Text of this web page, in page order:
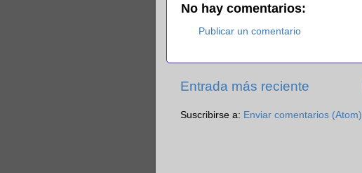
No hay comentarios:
Publicar un comentario
Entrada más reciente
Suscribirse a: Enviar comentarios (Atom)